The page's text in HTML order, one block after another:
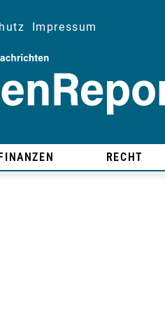
Impressum
FINANZEN RECHT